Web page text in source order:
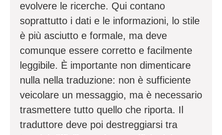
evolvere le ricerche. Qui contano
soprattutto i dati e le informazioni, lo stile
è più asciutto e formale, ma deve
comunque essere corretto e facilmente
leggibile. È importante non dimenticare
nulla nella traduzione: non è sufficiente
veicolare un messaggio, ma è necessario
trasmettere tutto quello che riporta. Il
traduttore deve poi destreggiarsi tra